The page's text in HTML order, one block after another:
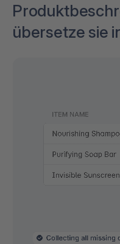
übersetze sie